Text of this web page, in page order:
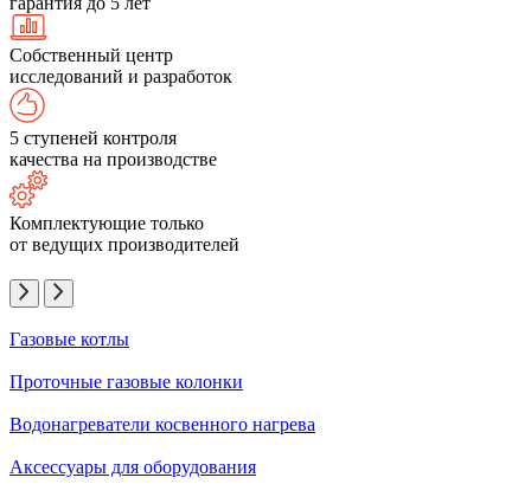
Собственный центр
исследований и разработок
5 ступеней контроля
качества на производстве
Комплектующие только
от ведущих производителей
Газовые котлы
Проточные газовые колонки
Водонагреватели косвенного нагрева
Аксессуары для оборудования